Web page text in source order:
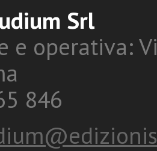
Srl
e operativa:
846